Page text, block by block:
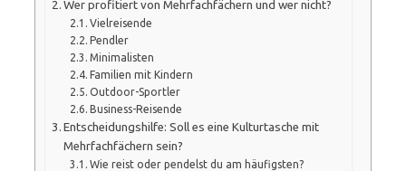
Wer profitiert von Mehrfachfächern und wer nicht?
Vielreisende
Pendler
Minimalisten
Familien mit Kindern
Outdoor-Sportler
Business-Reisende
Entscheidungshilfe: Soll es eine Kulturtasche mit
Mehrfachfächern sein?
Wie reist oder pendelst du am häufigsten?